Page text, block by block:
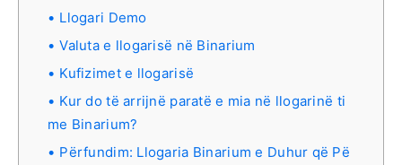
Llogari Demo
Valuta e llogarisë në Binarium
Kufizimet e llogarisë
Kur do të arrijnë paratë e mia në llogarinë ti
me Binarium?
Përfundim: Llogaria Binarium e Duhur që Pë